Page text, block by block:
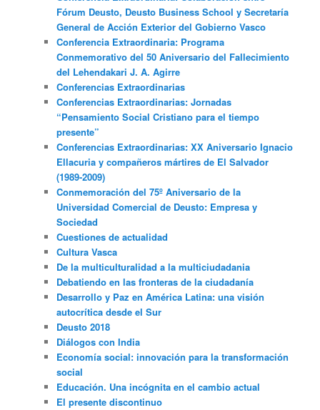
Fórum Deusto, Deusto Business School y Secretaría
General de Acción Exterior del Gobierno Vasco
Conferencia Extraordinaria: Programa
Conmemorativo del 50 Aniversario del Fallecimiento
del Lehendakari J. A. Agirre
Conferencias Extraordinarias
Conferencias Extraordinarias: Jornadas
“Pensamiento Social Cristiano para el tiempo
presente”
Conferencias Extraordinarias: XX Aniversario Ignacio
Ellacuria y compañeros mártires de El Salvador
(1989-2009)
Conmemoración del 75º Aniversario de la
Universidad Comercial de Deusto: Empresa y
Sociedad
Cuestiones de actualidad
Cultura Vasca
De la multiculturalidad a la multiciudadania
Debatiendo en las fronteras de la ciudadanía
Desarrollo y Paz en América Latina: una visión
autocrítica desde el Sur
Deusto 2018
Diálogos con India
Economía social: innovación para la transformación
social
Educación. Una incógnita en el cambio actual
El presente discontinuo